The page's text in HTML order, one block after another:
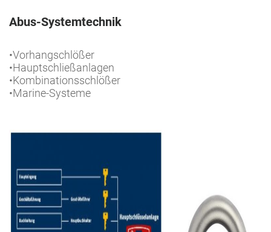
Abus-Systemtechnik
•Vorhangschlößer
•Hauptschließanlagen
•Kombinationsschlößer
•Marine-Systeme